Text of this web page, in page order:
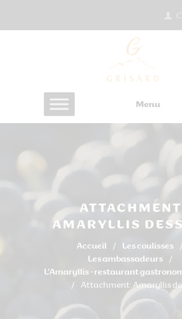
Menu
AMARYLLIS
Accueil
Les coulisses
Les ambassadeurs
L'Amaryllis - restaurant
Attachment: Amaryllis